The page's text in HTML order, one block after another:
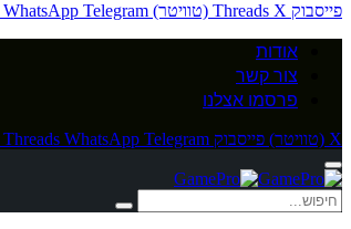
פייסבוק
Threads X (טוויטר) WhatsApp Telegram
אודות
צור קשר
פרסמו אצלנו
X (טוויטר) פייסבוק Threads WhatsApp Telegram